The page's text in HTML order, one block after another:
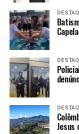
Jesus